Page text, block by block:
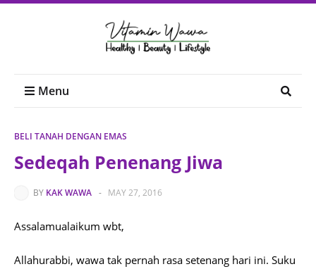
Menu
BELI TANAH DENGAN EMAS
Sedeqah Penenang Jiwa
BY KAK WAWA - MAY 27, 2016
Assalamualaikum wbt,
Allahurabbi, wawa tak pernah rasa setenang hari ini. Suku